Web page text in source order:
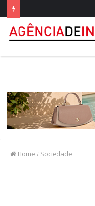
Home / Sociedade